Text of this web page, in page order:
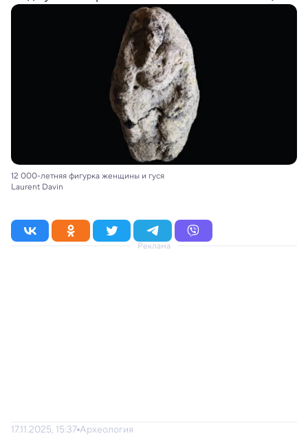
12 000-летняя фигурка женщины и гуся
Laurent Davin
Реклама
17.11.2025, 15:37 Археология